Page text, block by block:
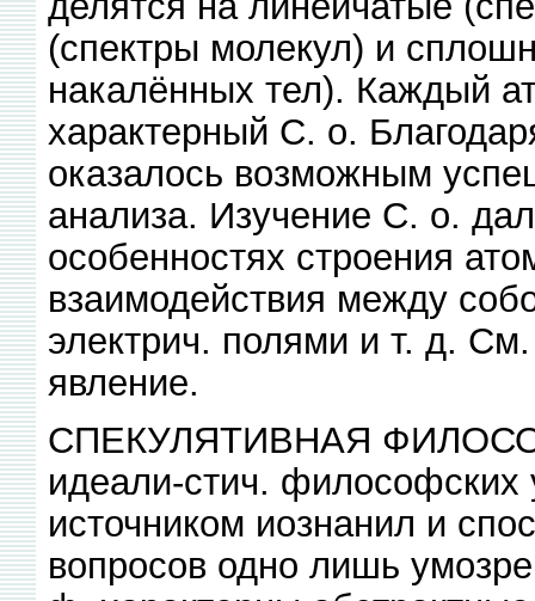
(спектры молекул) и
накалённых тел). Каждый
характерный С. о.
оказалось возможным
анализа. Изучение С. о.
особенностях строения
взаимодействия между
электрич. полями и т. д.
явление.
СПЕКУЛЯТИВНАЯ
идеали-стич.
источником иознанил и
вопросов одно лишь